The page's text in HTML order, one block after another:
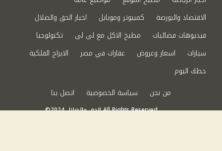
الاقتصاد والبورصة
كمبيوتر وموبايل
اخبار الحق والضلال
فيديوهات فضائيات
مطبخ الاكل مع لى لى
تكنولوجيا
سيارات
اسعار وعروض عقارات في مصر
الابراج الفلكية
حظك اليوم
من نحن
سياسة الخصوصية اتصل بنا
©2024 الحق والضلال All Rights Reserved.